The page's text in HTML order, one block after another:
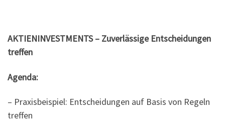
AKTIENINVESTMENTS – Zuverlässige Entscheidungen
treffen
Agenda:
– Praxisbeispiel: Entscheidungen auf Basis von Regeln
treffen